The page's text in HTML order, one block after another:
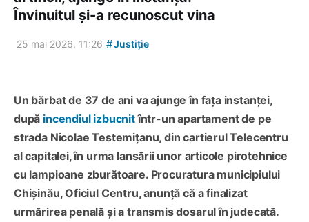
Învinuitul și-a recunoscut vina
25 mai 2026, 11:26 #Justiție
Un bărbat de 37 de ani va ajunge în fața instanței,
după incendiul izbucnitîntr-un apartament de pe
strada Nicolae Testemițanu, din cartierul Telecentru
al capitalei, în urma lansării unor articole pirotehnice
cu lampioane zburătoare. Procuratura municipiului
Chișinău, Oficiul Centru, anunță că a finalizat
urmărirea penală și a transmis dosarul în judecată.